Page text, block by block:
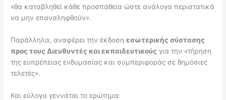
«θα καταβληθεί κάθε προσπάθεια ώστε ανάλογα περιστατικά
να μην επαναληφθούν».
Παράλληλα, αναφέρει την έκδοσηεσωτερικής σύστασης
προς τους Διευθυντές και εκπαιδευτικούς για την «τήρηση
της ευπρέπειας ενδυμασίας και συμπεριφοράς σε δημόσιες
τελετές».
Και εύλογα γεννάται το ερώτημα: